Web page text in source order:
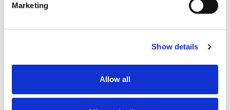
Marketing
Show details
Allow all